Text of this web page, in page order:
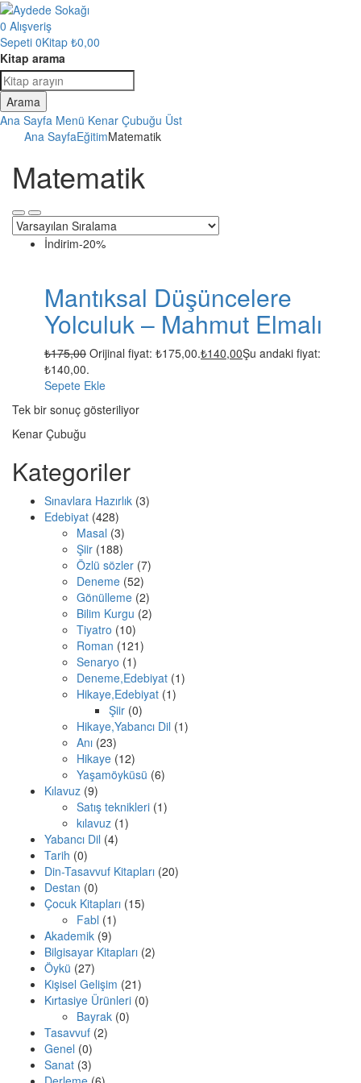
0 Alışveriş
Sepeti 0Kitap ₺0,00
Kitap arama
Arama
Ana Sayfa Menü Kenar Çubuğu Üst
Ana SayfaEğitimMatematik
Matematik
İndirim-20%
Mantıksal Düşüncelere
Yolculuk – Mahmut Elmalı
₺175,00 Orijinal fiyat: ₺175,00.₺140,00Şu andaki fiyat:
₺140,00.
Sepete Ekle
Tek bir sonuç gösteriliyor
Kenar Çubuğu
Kategoriler
Sınavlara Hazırlık (3)
Edebiyat (428)
Masal (3)
Şiir (188)
Özlü sözler (7)
Deneme (52)
Gönülleme (2)
Bilim Kurgu (2)
Tiyatro (10)
Roman (121)
Senaryo (1)
Deneme,Edebiyat (1)
Hikaye,Edebiyat (1)
Şiir (0)
Hikaye,Yabancı Dil (1)
Anı (23)
Hikaye (12)
Yaşamöyküsü (6)
Kılavuz (9)
Satış teknikleri (1)
kılavuz (1)
Yabancı Dil (4)
Tarih (0)
Din-Tasavvuf Kitapları (20)
Destan (0)
Çocuk Kitapları (15)
Fabl (1)
Akademik (9)
Bilgisayar Kitapları (2)
Öykü (27)
Kişisel Gelişim (21)
Kırtasiye Ürünleri (0)
Bayrak (0)
Tasavvuf (2)
Genel (0)
Sanat (3)